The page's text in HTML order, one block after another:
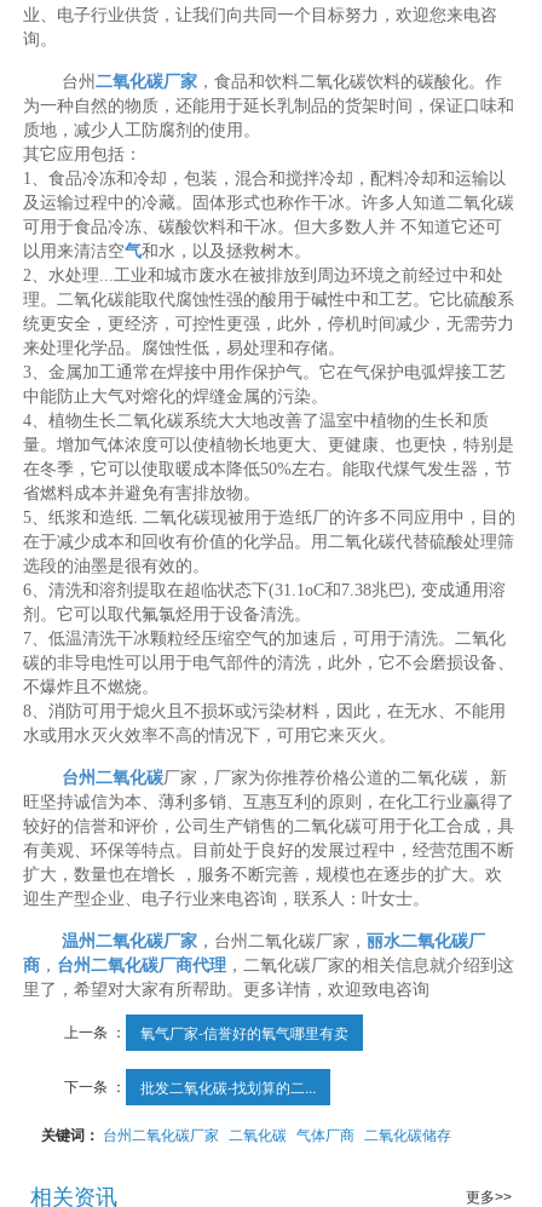
业、电子行业供货，让我们向共同一个目标努力，欢迎您来电咨
询。
台州二氧化碳厂家 ，食品和饮料二氧化碳饮料的碳酸化。作
为一种自然的物质，还能用于延长乳制品的货架时间，保证口味和
质地，减少人工防腐剂的使用。
其它应用包括：
1、食品冷冻和冷却，包装，混合和搅拌冷却，配料冷却和运输以
及运输过程中的冷藏。固体形式也称作干冰。许多人知道二氧化碳
可用于食品冷冻、碳酸饮料和干冰。但大多数人并 不知道它还可
以用来清洁空气和水，以及拯救树木。
2、水处理...工业和城市废水在被排放到周边环境之前经过中和处
理。二氧化碳能取代腐蚀性强的酸用于碱性中和工艺。它比硫酸系
统更安全，更经济，可控性更强，此外，停机时间减少，无需劳力
来处理化学品。腐蚀性低，易处理和存储。
3、金属加工通常在焊接中用作保护气。它在气保护电弧焊接工艺
中能防止大气对熔化的焊缝金属的污染。
4、植物生长二氧化碳系统大大地改善了温室中植物的生长和质
量。增加气体浓度可以使植物长地更大、更健康、也更快，特别是
在冬季，它可以使取暖成本降低50%左右。能取代煤气发生器，节
省燃料成本并避免有害排放物。
5、纸浆和造纸. 二氧化碳现被用于造纸厂的许多不同应用中，目的
在于减少成本和回收有价值的化学品。用二氧化碳代替硫酸处理筛
选段的油墨是很有效的。
6、清洗和溶剂提取在超临状态下(31.1oC和7.38兆巴), 变成通用溶
剂。它可以取代氟氯烃用于设备清洗。
7、低温清洗干冰颗粒经压缩空气的加速后，可用于清洗。二氧化
碳的非导电性可以用于电气部件的清洗，此外，它不会磨损设备、
不爆炸且不燃烧。
8、消防可用于熄火且不损坏或污染材料，因此，在无水、不能用
水或用水灭火效率不高的情况下，可用它来灭火。
台州二氧化碳厂家，厂家为你推荐价格公道的二氧化碳， 新
旺坚持诚信为本、薄利多销、互惠互利的原则，在化工行业赢得了
较好的信誉和评价，公司生产销售的二氧化碳可用于化工合成，具
有美观、环保等特点。目前处于良好的发展过程中，经营范围不断
扩大，数量也在增长 ，服务不断完善，规模也在逐步的扩大。欢
迎生产型企业、电子行业来电咨询，联系人：叶女士。
温州二氧化碳厂家 ，台州二氧化碳厂家， 丽水二氧化碳厂
商 ， 台州二氧化碳厂商代理 ，二氧化碳厂家的相关信息就介绍到这
里了，希望对大家有所帮助。更多详情，欢迎致电咨询
上一条 ： 氧气厂家-信誉好的氧气哪里有卖
下一条 ： 批发二氧化碳-找划算的二...
关键词： 台州二氧化碳厂家 二氧化碳 气体厂商 二氧化碳储存
相关资讯 更多>>